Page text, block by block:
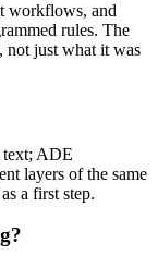
workflows, and
rules. The
not just what it was
ADE
layers of the same
a first step.